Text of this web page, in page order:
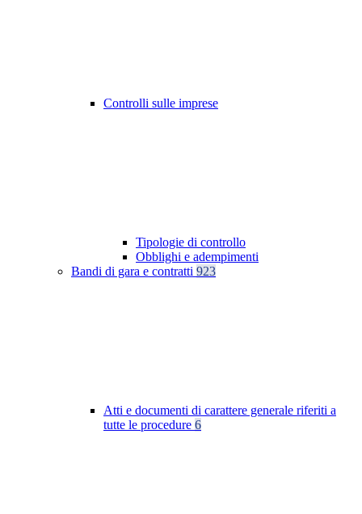
Controlli sulle imprese
Tipologie di controllo
Obblighi e adempimenti
Bandi di gara e contratti 923
Atti e documenti di carattere generale riferiti a
tutte le procedure 6